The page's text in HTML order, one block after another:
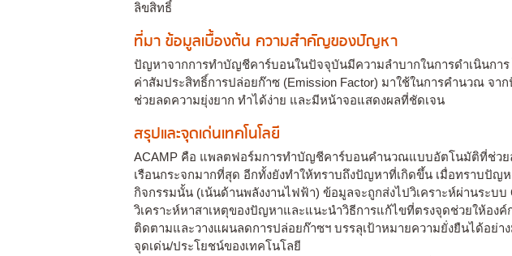
ลิขสิทธิ์
ที่มา ข้อมูลเบื้องต้น ความสำคัญของปัญหา
ปัญหาจากการทำบัญชีคาร์บอนในปัจจุบันมีความลำบากในการดำเนินกา
ค่าสัมประสิทธิ์การปล่อยก๊าซ (Emission Factor) มาใช้ในการคำนวณ
ช่วยลดความยุ่งยาก ทำได้ง่าย และมีหน้าจอแสดงผลที่ชัดเจน
สรุปและจุดเด่นเทคโนโลยี
ACAMP คือ แพลตฟอร์มการทำบัญชีคาร์บอนคำนวณแบบอัตโนมัติที่ช่วย
เรือนกระจกมากที่สุด อีกทั้งยังทำให้ทราบถึงปัญหาที่เกิดขึ้น เมื่อทราบปัญ
กิจกรรมนั้น (เน้นด้านพลังงานไฟฟ้า) ข้อมูลจะถูกส่งไปวิเคราะห์ผ่านระบ
วิเคราะห์หาสาเหตุของปัญหาและแนะนำวิธีการแก้ไขที่ตรงจุดช่วยให้อง
ติดตามและวางแผนลดการปล่อยก๊าซฯ บรรลุเป้าหมายความยั่งยืนได้อย่า
จุดเด่น/ประโยชน์ของเทคโนโลยี